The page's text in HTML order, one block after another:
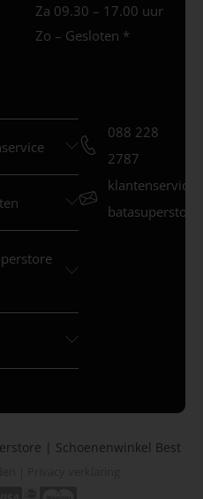
Za 09.30 – 17.00 uur
Zo – Gesloten *
088 228
2787
| Schoenenwinkel Best